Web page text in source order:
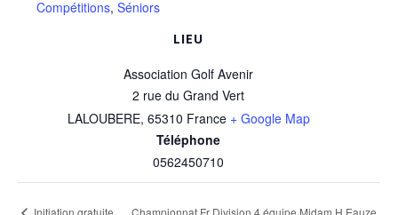
Compétitions, Séniors
LIEU
Association Golf Avenir
2 rue du Grand Vert
LALOUBERE, 65310 France + Google Map
Téléphone
0562450710
Initiation gratuite Championnat Fr Division 4 équipe Midam H Eauze